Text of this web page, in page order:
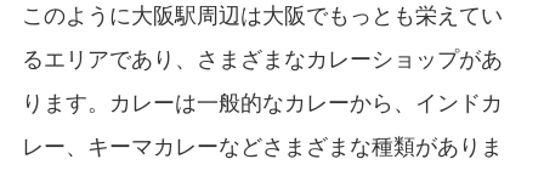
このように大阪駅周辺は大阪でもっとも栄えてい
るエリアであり、さまざまなカレーショップがあ
ります。カレーは一般的なカレーから、インドカ
レー、キーマカレーなどさまざまな種類がありま